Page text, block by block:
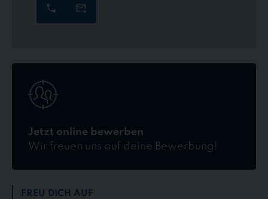
Jetzt online bewerben
Wir freuen uns auf deine Bewerbung!
online
bewerben
FREU DICH AUF